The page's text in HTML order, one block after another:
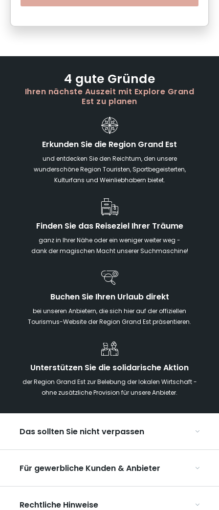
4 gute Gründe
Ihren nächste Auszeit mit Explore Grand
Est zu planen
Erkunden Sie die Region Grand Est
und entdecken Sie den Reichtum, den unsere
wunderschöne Region Touristen, Sportbegeisterten,
Kulturfans und Weinliebhabern bietet.
Finden Sie das Reiseziel Ihrer Träume
ganz in Ihrer Nähe oder ein weniger weiter weg -
dank der magischen Macht unserer Suchmaschine!
Buchen Sie Ihren Urlaub direkt
bei unseren Anbietern, die sich hier auf der offiziellen
Tourismus-Website der Region Grand Est präsentieren.
Unterstützen Sie die solidarische Aktion
der Region Grand Est zur Belebung der lokalen Wirtschaft -
ohne zusätzliche Provision für unsere Anbieter.
Das sollten Sie nicht verpassen
Die Weihnachtsmärkte im Grand Est
Ribeauvillé, zwischen Weinbergen und Bergen
Unsere UNESCO-Welterbestätten
Für gewerbliche Kunden & Anbieter
Organisieren Sie Ihre Gruppenreisen
Rechtliche Hinweise